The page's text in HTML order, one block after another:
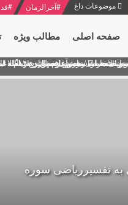
موضوعات داغ #آخرالزمان #
صفحه اصلی مطالب ویژه
فصل پنجم: حفظ عزّت و کرامت انقلابیمحمود منصور افسر ارشد
انتخابات ریاست جمهوری از نگاه
در سخنرانی نوروزی خطاب به ملت
ای به مناسبت آغاز سال ۱۴۰۰
به تفسیرریاضی سوره